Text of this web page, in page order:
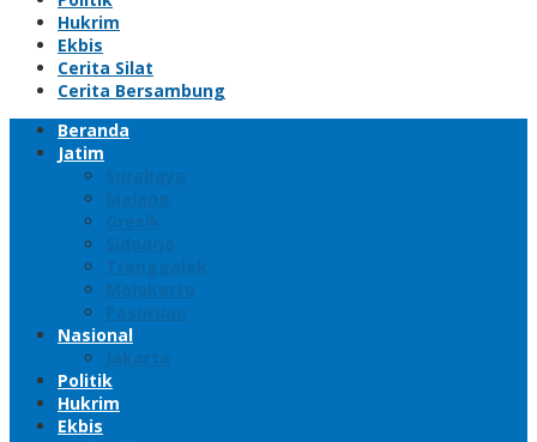
Hukrim
Ekbis
Cerita Silat
Cerita Bersambung
Beranda
Jatim
Surabaya
Malang
Gresik
Sidoarjo
Trenggalek
Mojokerto
Pasuruan
Nasional
Jakarta
Politik
Hukrim
Ekbis